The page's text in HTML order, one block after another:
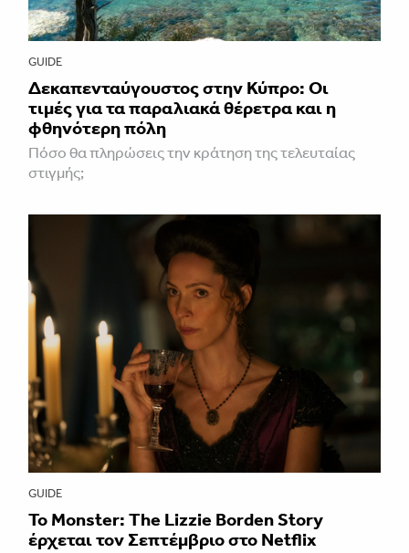
GUIDE
Δεκαπενταύγουστος στην Κύπρο: Οι
τιμές για τα παραλιακά θέρετρα και η
φθηνότερη πόλη
Πόσο θα πληρώσεις την κράτηση της τελευταίας
στιγμής;
GUIDE
Το Monster: The Lizzie Borden Story
έρχεται τον Σεπτέμβριο στο Netflix